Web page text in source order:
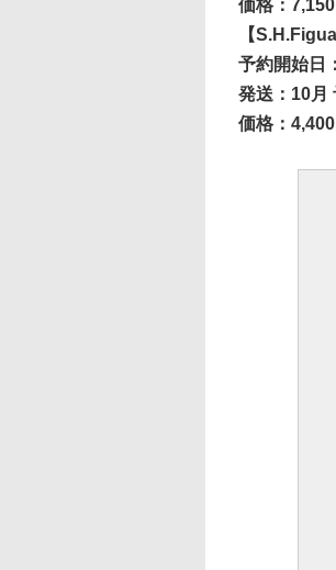
価格：7,150
【
予約開始日
発送：10月
価格：4,400